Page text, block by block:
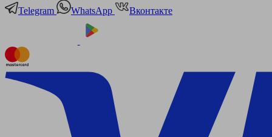
Telegram
WhatsApp Вконтакте